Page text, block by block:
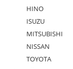
HINO
ISUZU
MITSUBISHI
NISSAN
TOYOTA